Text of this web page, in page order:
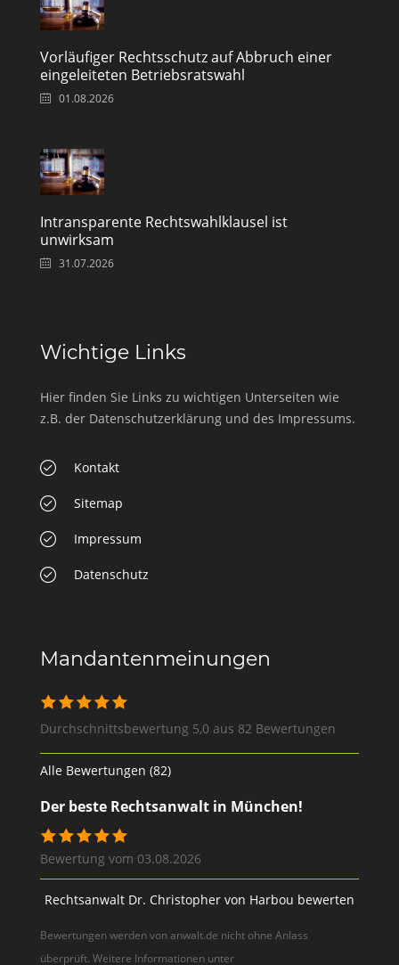
Vorläufiger Rechtsschutz auf Abbruch einer
eingeleiteten Betriebsratswahl
01.08.2026
Intransparente Rechtswahlklausel ist
unwirksam
31.07.2026
Wichtige Links
Hier finden Sie Links zu wichtigen Unterseiten wie
z.B. der Datenschutzerklärung und des Impressums.
Kontakt
Sitemap
Impressum
Datenschutz
Mandantenmeinungen
Durchschnittsbewertung 5,0 aus 82 Bewertungen
Alle Bewertungen (82)
Der beste Rechtsanwalt in München!
Bewertung vom 03.08.2026
Rechtsanwalt Dr. Christopher von Harbou bewerten
Bewertungen werden von anwalt.de nicht ohne Anlass
überprüft. Weitere Informationen unter